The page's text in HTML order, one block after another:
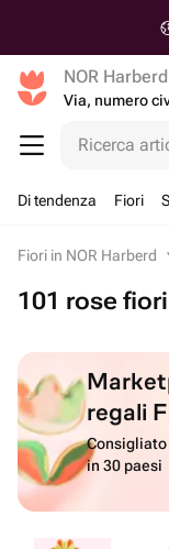
NOR Harberd
Via, numero
Ricerca
Di tendenza Fiori
Fiori in NOR Harberd
101 rose
regali
in 30 paesi